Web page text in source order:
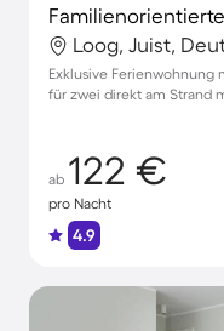
Loog, Juist,
Exklusive Ferienwohnung
für zwei direkt am Strand
ab 122 €
pro Nacht
4.9